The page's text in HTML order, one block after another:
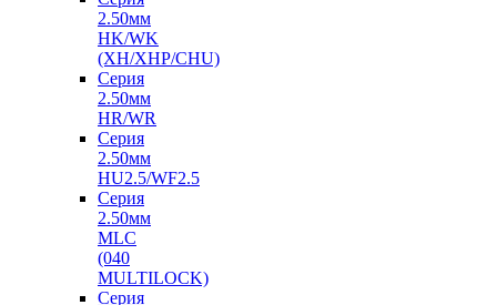
2.50мм
HK/WK
(XH/XHP/CHU)
Серия
2.50мм
HR/WR
Серия
2.50мм
HU2.5/WF2.5
Серия
2.50мм
MLC
(040
MULTILOCK)
Серия